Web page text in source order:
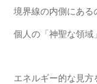
境界線の内側にある
個人の「神聖な領域
エネルギー的な見方